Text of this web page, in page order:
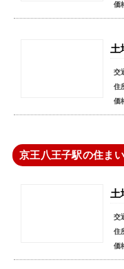
価
土
交
住
価
京王八王子駅の住ま
土
交
住
価